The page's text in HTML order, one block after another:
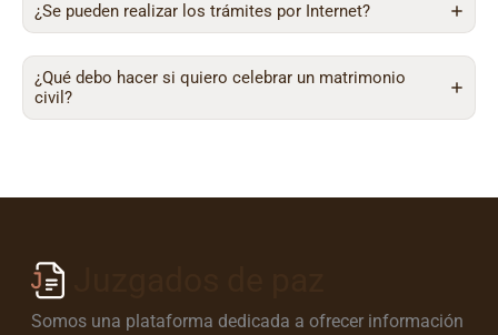
¿Se pueden realizar los trámites por Internet?
¿Qué debo hacer si quiero celebrar un matrimonio
civil?
Somos una plataforma dedicada a ofrecer información